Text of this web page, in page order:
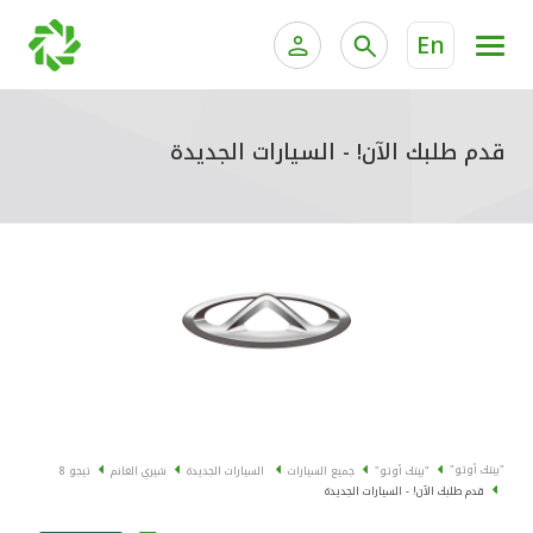
En
الخدمات المصرفية الإلكترونية للأفراد
جميع السيارات
قدم طلبك الآن! - السيارات الجديدة
"بيتك أوتو" "بيتك أوتو" جميع السيارات السيارات الجديدة شيري الغانم
تيجو 8
قدم طلبك الآن! - السيارات الجديدة